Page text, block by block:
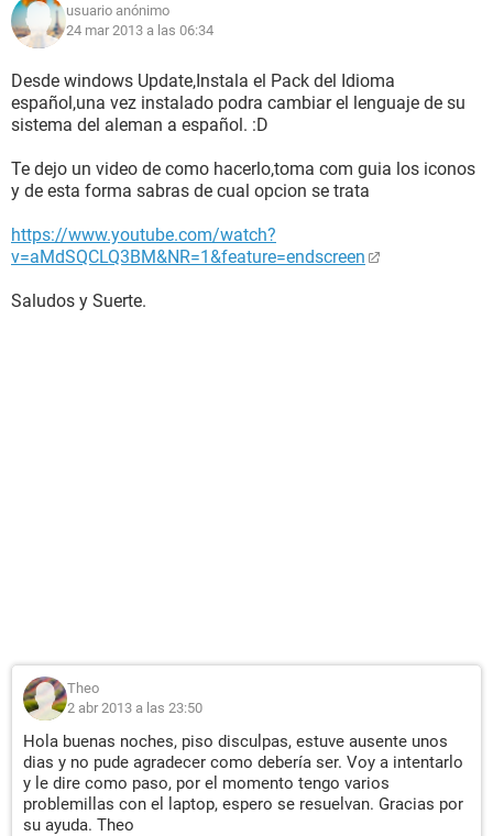
usuario anónimo
24 mar 2013 a las 06:34
Desde windows Update,Instala el Pack del Idioma
español,una vez instalado podra cambiar el lenguaje de su
sistema del aleman a español. :D
Te dejo un video de como hacerlo,toma com guia los iconos
y de esta forma sabras de cual opcion se trata
https://www.youtube.com/watch?
v=aMdSQCLQ3BM&NR=1&feature=endscreen
Saludos y Suerte.
Theo
2 abr 2013 a las 23:50
Hola buenas noches, piso disculpas, estuve ausente unos
dias y no pude agradecer como debería ser. Voy a intentarlo
y le dire como paso, por el momento tengo varios
problemillas con el laptop, espero se resuelvan. Gracias por
su ayuda. Theo